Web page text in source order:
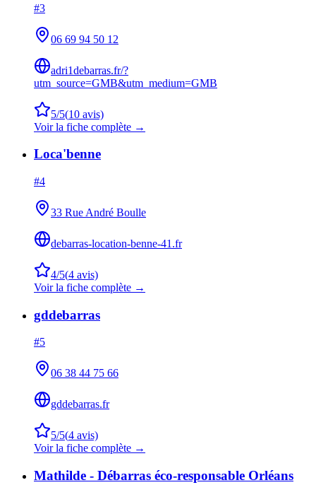
#3
06 69 94 50 12
adri1debarras.fr/?
utm_source=GMB&utm_medium=GMB
5/5(10 avis)
Voir la fiche complète →
Loca'benne
#4
33 Rue André Boulle
debarras-location-benne-41.fr
4/5(4 avis)
Voir la fiche complète →
gddebarras
#5
06 38 44 75 66
gddebarras.fr
5/5(4 avis)
Voir la fiche complète →
Mathilde - Débarras éco-responsable Orléans